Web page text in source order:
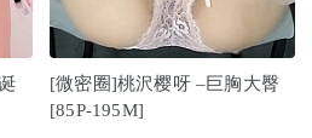
[微密圈]桃沢樱呀 –巨胸大臀
[85P-195M]